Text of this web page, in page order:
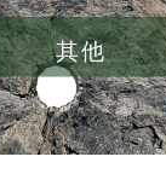
其他